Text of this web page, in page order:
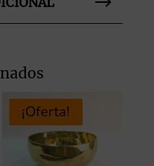
¡Oferta!